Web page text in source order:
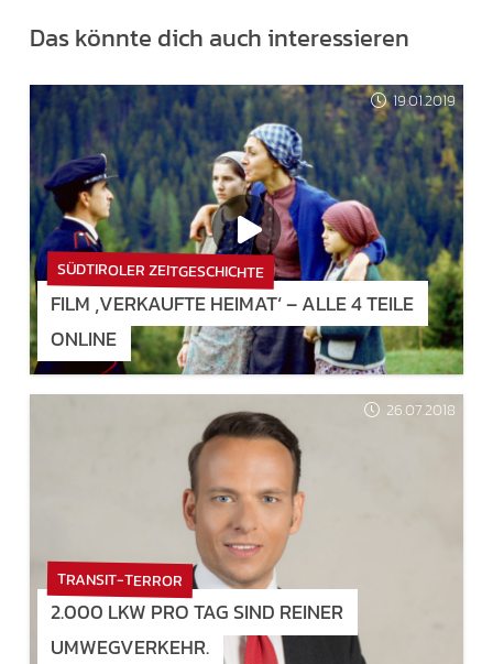
Das könnte dich auch interessieren
19.01.2019
SÜDTIROLER ZEITGESCHICHTE
FILM ‚VERKAUFTE HEIMAT‘ – ALLE 4 TEILE
ONLINE
26.07.2018
TRANSIT-TERROR
2.000 LKW PRO TAG SIND REINER
UMWEGVERKEHR.